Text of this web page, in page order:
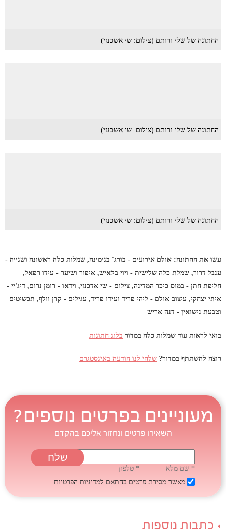
החתונה של שלי ורותם (צילום: שי אשכנזי)
החתונה של שלי ורותם (צילום: שי אשכנזי)
החתונה של שלי ורותם (צילום: שי אשכנזי)
עשו את החתונה: אולם אירועים - בורג' בנימינה, שמלות כלה ראשונה ושנייה -
ענבל דרור, שמלת כלה שלישית - ויוי בלאיש, איפור ושיער - עידו רפאל,
חליפת חתן - במוס כיכר המדינה, צילום - שי אדכנזי, וידאו - רומן נרום, דיג'יי -
איתי יצחקי, עיצוב אולם - ליהי פריד ועידו פריד, עגילים - קרן וולף, תכשיטים
וטבעת נישואין - דנה אריש
בואי לראות עוד שמלות כלה במדור בלוג חתונות
רוצה להשתתף במדור? שלחי לנו הודעה באינסטגרם
מעוניינים בפרטים נוספים?
השאירו פרטים ונחזור אליכם בהקדם
* שם מלא
* טלפון
מאשר מסירת פרטים בהתאם למדיניות הפרטיות
כתבות נוספות